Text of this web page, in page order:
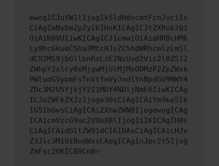
ewogICJuYW1lIjogIk5ldHdvcmtFcnJvciIs
CiAgImNvbmZpZyI6IHsKICAgICJtZXRob2Qi
OiAiR0VUIiwKICAgICJ1cmwiOiAiaHR0cHM6
Ly9hcGkueC5ha3MtcHJvZC5hdWRhcmlzLm5l
dC92MS9jbGllbnRzLzE2NzUvd2Vic2l0ZS12
ZWhpY2xlcy8xMjgwMjUlMjMxODMzP2ZpZWxk
PWludGVybmFsTnVtYmVyJndlYnNpdGU9NWY4
ZDc3M2U5YjVjY2I1MDY4NDljNmE0IiwKICAg
ICJoZWFkZXJzIjoge30sCiAgICAiYm9keSI6
IG51bGwsCiAgICAiZXhwZWN0IjogewogICAg
ICAicmVzcG9uc2VUeXBlIjogIiIKICAgIH0s
CiAgICAidGltZW91dCI6IDAsCiAgICAicHJv
Z3Jlc3MiOiBudWxsLAogICAgInJpc2t5Ijog
ZmFsc2UKICB9Cn0=